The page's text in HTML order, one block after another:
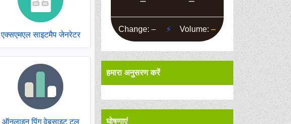
एक्सएमएल साइटमैप जेनरेटर
ऑनलाइन पिंग वेबसाइट टूल
हमारा अनुसरण करें
घोषणाएं